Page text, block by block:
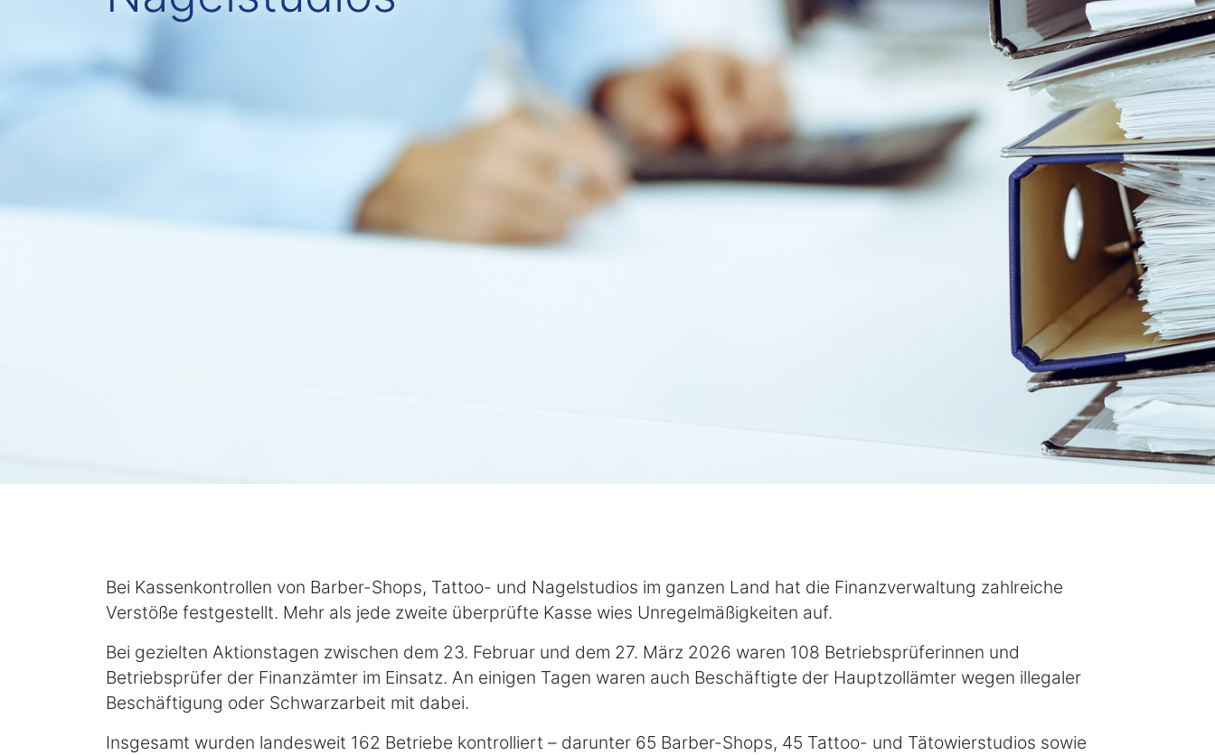
Bei Kassenkontrollen von Barber-Shops, Tattoo- und Nagelstudios im ganzen Land hat die Finanzverwaltung zahlreiche
Verstöße festgestellt. Mehr als jede zweite überprüfte Kasse wies Unregelmäßigkeiten auf.
Bei gezielten Aktionstagen zwischen dem 23. Februar und dem 27. März 2026 waren 108 Betriebsprüferinnen und
Betriebsprüfer der Finanzämter im Einsatz. An einigen Tagen waren auch Beschäftigte der Hauptzollämter wegen illegaler
Beschäftigung oder Schwarzarbeit mit dabei.
Insgesamt wurden landesweit 162 Betriebe kontrolliert – darunter 65 Barber-Shops, 45 Tattoo- und Tätowierstudios sowie